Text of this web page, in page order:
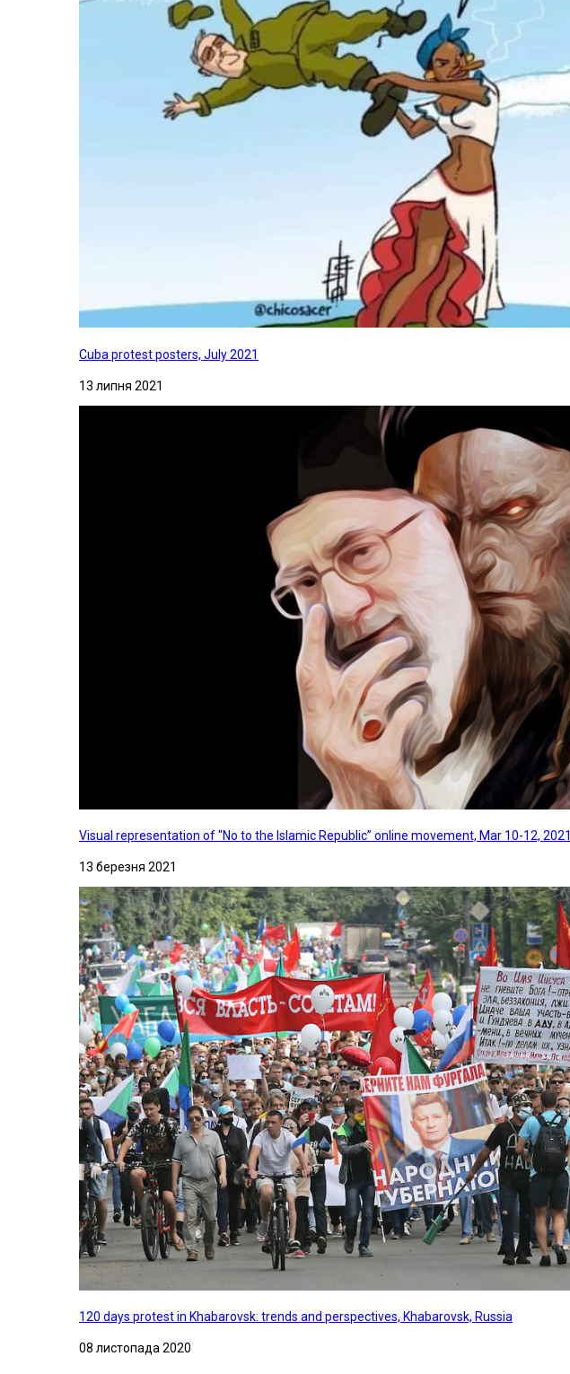
Cuba protest posters, July 2021
13 липня 2021
Visual representation of "No to the Islamic Republic” online movement, Mar 10-12, 2021
13 березня 2021
120 days protest in Khabarovsk: trends and perspectives, Khabarovsk, Russia
08 листопада 2020